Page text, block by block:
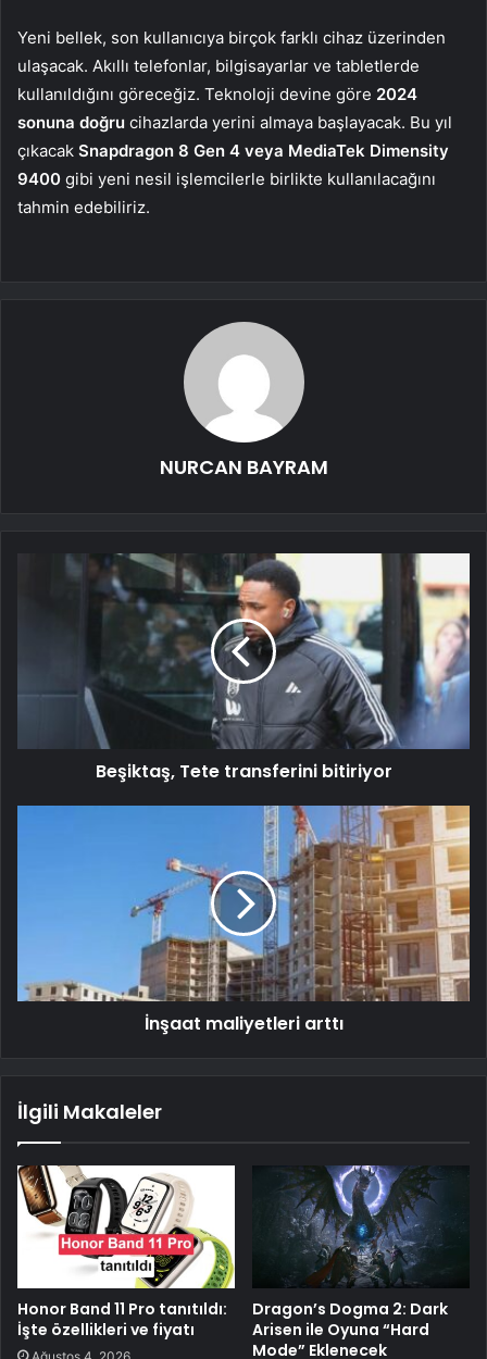
Yeni bellek, son kullanıcıya birçok farklı cihaz üzerinden
ulaşacak. Akıllı telefonlar, bilgisayarlar ve tabletlerde
kullanıldığını göreceğiz. Teknoloji devine göre 2024
sonuna doğru cihazlarda yerini almaya başlayacak. Bu yıl
çıkacak Snapdragon 8 Gen 4 veya MediaTek Dimensity
9400 gibi yeni nesil işlemcilerle birlikte kullanılacağını
tahmin edebiliriz.
NURCAN BAYRAM
Beşiktaş, Tete transferini bitiriyor
İnşaat maliyetleri arttı
İlgili Makaleler
Honor Band 11 Pro tanıtıldı:
İşte özellikleri ve fiyatı
Dragon’s Dogma 2: Dark
Arisen ile Oyuna “Hard
Mode” Eklenecek